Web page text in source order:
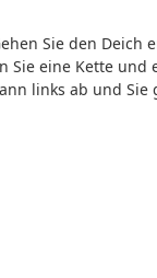
Sie den Deich
Sie eine Kette und
links ab und Sie